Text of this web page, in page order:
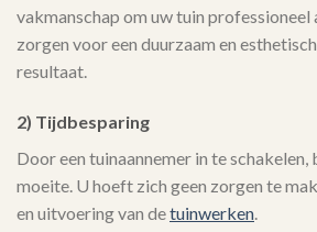
vakmanschap om uw tuin professioneel
zorgen voor een duurzaam en
resultaat.
2) Tijdbesparing
Door een tuinaannemer in te schakelen,
moeite. U hoeft zich geen zorgen te
en uitvoering van detuinwerken